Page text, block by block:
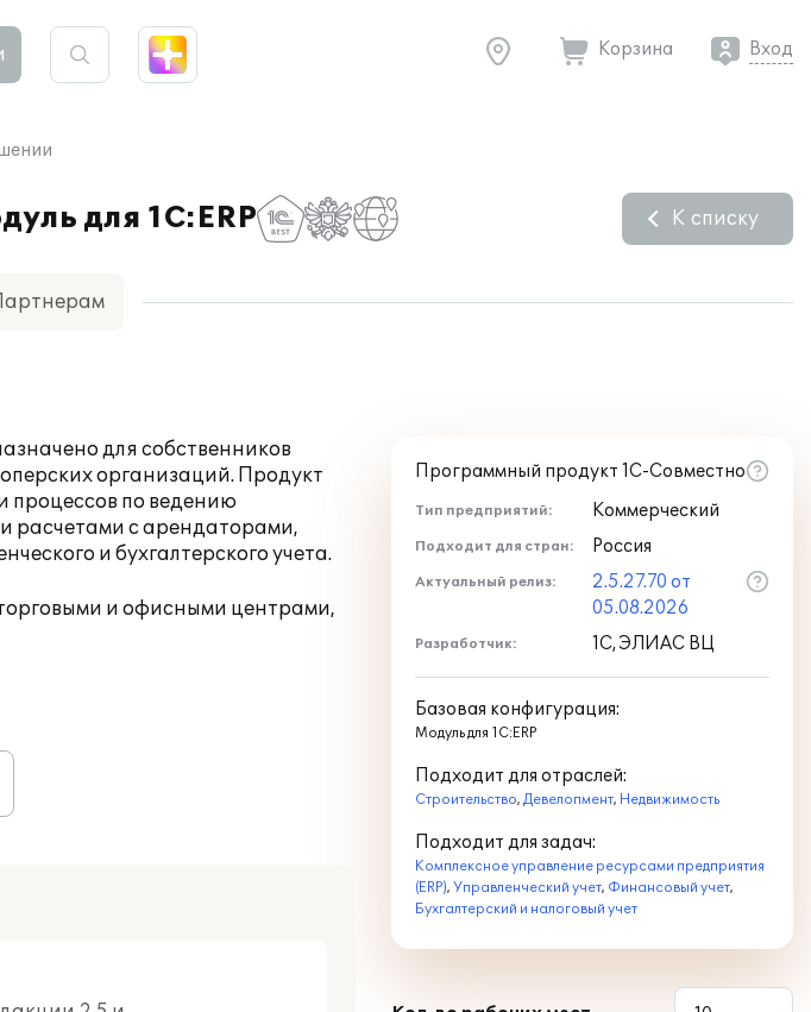
Корзина Вход
для 1С:ERP К списку
для собственников
организаций. Продукт
процессов по ведению
расчетами с арендаторами,
и бухгалтерского учета.
и офисными центрами,
Программный продукт 1С-Совместно
Тип предприятий: Коммерческий
Подходит для стран: Россия
Актуальный релиз:
2.5.27.70 от
05.08.2026
Разработчик: 1С, ЭЛИАС ВЦ
Базовая конфигурация:
Модуль для 1С:ERP
Подходит для отраслей:
Строительство, Девелопмент, Недвижимость
Подходит для задач:
Комплексное управление ресурсами предприятия
(ERP), Управленческий учет, Финансовый учет,
Бухгалтерский и налоговый учет